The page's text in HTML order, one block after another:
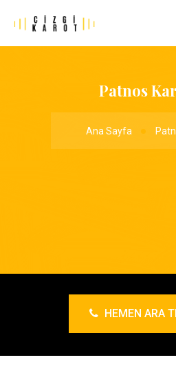
Patnos
Ana Sayfa
HEMEN ARA